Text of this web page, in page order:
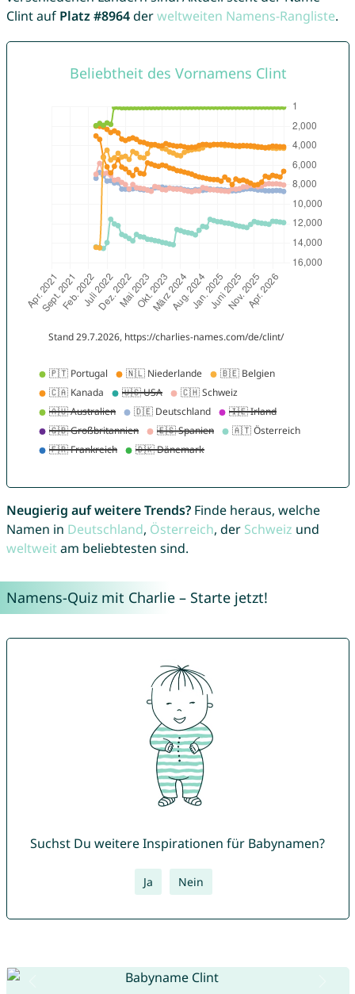
Clint auf Platz #8964derweltweiten Namens-Rangliste.
Neugierig auf weitere Trends?Finde heraus, welche
Namen in Deutschland, Österreich, der Schweiz und
weltweitam beliebtesten sind.
Namens-Quiz mit Charlie – Starte jetzt!
Suchst Du weitere Inspirationen für Babynamen?
Ja Nein